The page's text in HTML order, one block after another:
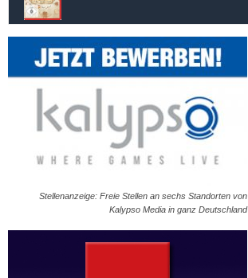
Stellenanzeige: Freie Stellen an sechs Standorten von
Kalypso Media in ganz Deutschland